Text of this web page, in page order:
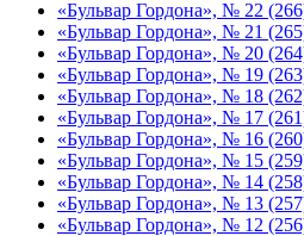
«Бульвар Гордона», № 22
«Бульвар Гордона», № 21
«Бульвар Гордона», № 20
«Бульвар Гордона», № 19
«Бульвар Гордона», № 18
«Бульвар Гордона», № 17
«Бульвар Гордона», № 16
«Бульвар Гордона», № 15
«Бульвар Гордона», № 14
«Бульвар Гордона», № 13
«Бульвар Гордона», № 12